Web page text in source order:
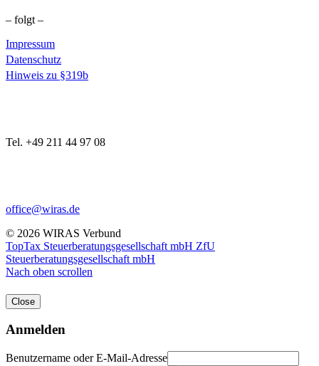
– folgt –
Impressum
Datenschutz
Hinweis zu §319b
Tel. +49 211 44 97 08
office@wiras.de
© 2026 WIRAS Verbund
TopTax Steuerberatungsgesellschaft mbH ZfU
Steuerberatungsgesellschaft mbH
Nach oben scrollen
Close
Anmelden
Benutzername oder E-Mail-Adresse